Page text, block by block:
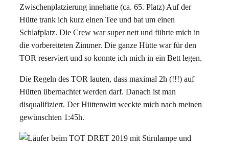
Zwischenplatzierung innehatte (ca. 65. Platz) Auf der
Hütte trank ich kurz einen Tee und bat um einen
Schlafplatz. Die Crew war super nett und führte mich in
die vorbereiteten Zimmer. Die ganze Hütte war für den
TOR reserviert und so konnte ich mich in ein Bett legen.
Die Regeln des TOR lauten, dass maximal 2h (!!!) auf
Hütten übernachtet werden darf. Danach ist man
disqualifiziert. Der Hüttenwirt weckte mich nach meinen
gewünschten 1:45h.